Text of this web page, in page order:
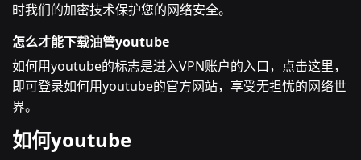
时我们的加密技术保护您的网络安全。
怎么才能下载油管youtube
如何用youtube的标志是进入VPN账户的入口，点击这里，
即可登录如何用youtube的官方网站，享受无担忧的网络世
界。
如何youtube